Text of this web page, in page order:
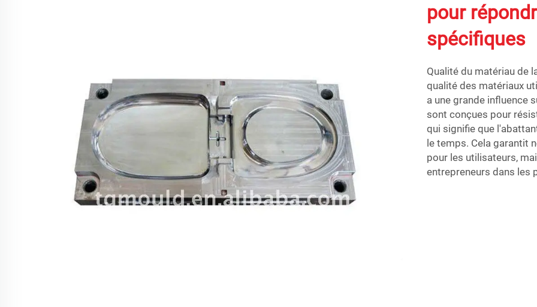
pour
spécifiques
Qualité du matériau de
qualité des matériaux
a une grande influence
sont conçues pour
qui signifie que
le temps. Cela garantit
pour les utilisateurs,
entrepreneurs dans les